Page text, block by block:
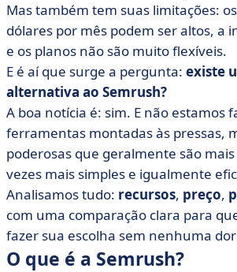
• Como escolher uma alternativa à
• Escolha a melhor alternativa para
Mas também tem suas limitações:
dólares por mês podem ser altos, a
e os planos não são muito flexíveis.
E é aí que surge a pergunta: existe
alternativa ao Semrush?
A boa notícia é: sim. E não estamos
ferramentas montadas às pressas,
poderosas que geralmente são mais
vezes mais simples e igualmente
Analisamos tudo: recursos, preço,
com uma comparação clara para
fazer sua escolha sem nenhuma
O que é a Semrush?